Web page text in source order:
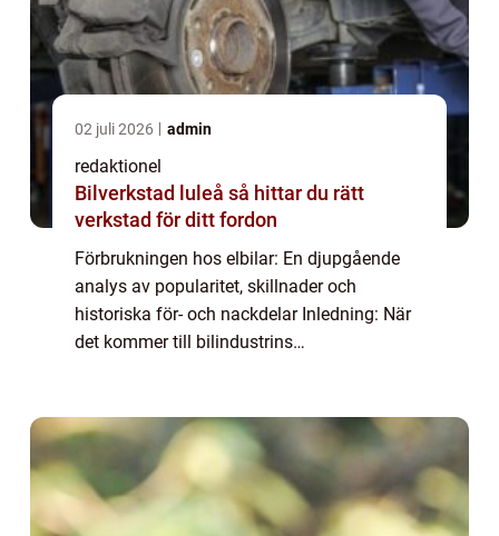
02 juli 2026 admin
redaktionel
Bilverkstad luleå så hittar du rätt
verkstad för ditt fordon
Förbrukningen hos elbilar: En djupgående
analys av popularitet, skillnader och
historiska för- och nackdelar Inledning: När
det kommer till bilindustrins
miljömedvetna biläg...